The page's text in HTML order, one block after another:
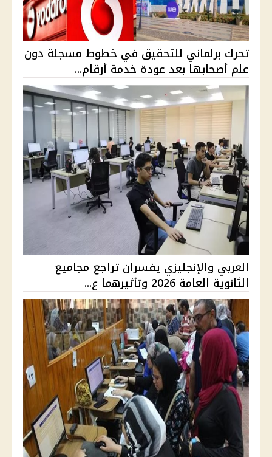
تحرك برلماني للتحقيق في خطوط مسجلة دون
علم أصحابها بعد عودة خدمة أرقام...
العربي والإنجليزي يفسران تراجع مجاميع
الثانوية العامة 2026 وتأثيرهما ع...